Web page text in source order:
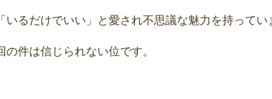
いるだけでいい」と愛され不思議な魅力を持ってい
の件は信じられない位です。